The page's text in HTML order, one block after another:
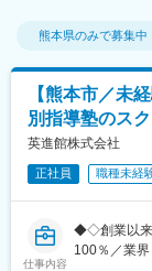
熊本県のみで募集中
【熊本市／未
別指導塾のス
英進館株式会社
正社員 職種未経
仕事内容
◆◇創業以来
100％／業